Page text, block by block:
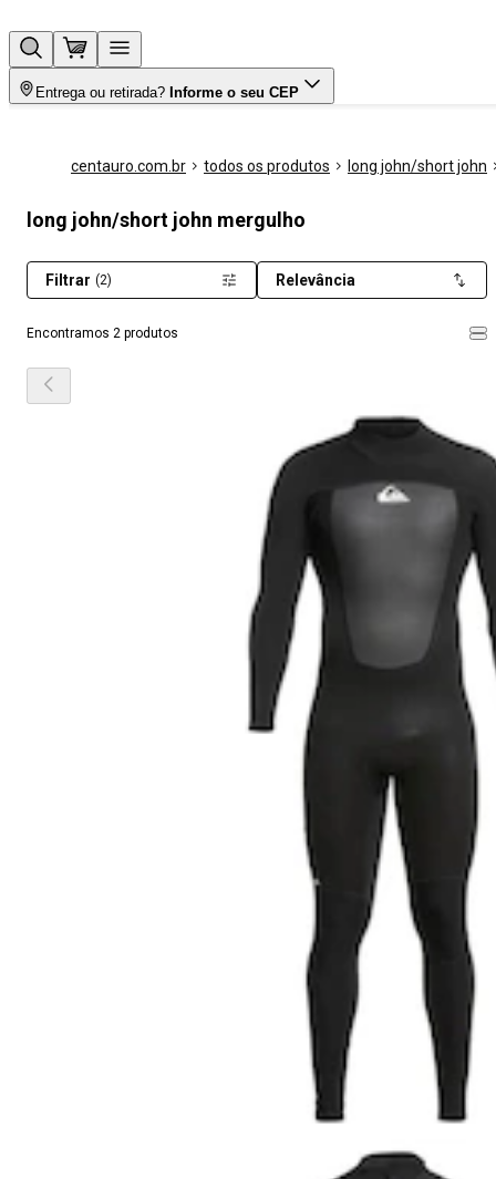
Entrega ou retirada? Informe o seu CEP
centauro.com.br todos os produtos long john/short john
long john/short john mergulho
Encontramos 2 produtos
Filtrar (2) Relevância